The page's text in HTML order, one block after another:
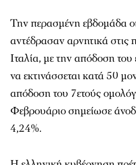
Την περασμένη εβδομάδα
αντέδρασαν αρνητικά στις
Ιταλία, με την απόδοση του
να εκτινάσσεται κατά 50
απόδοση του 7ετούς
Φεβρουάριο σημείωσε
4,24%.